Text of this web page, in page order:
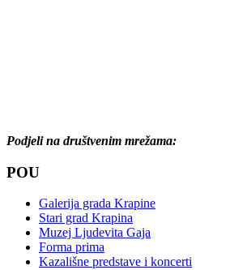
Podjeli na društvenim mrežama:
POU
Galerija grada Krapine
Stari grad Krapina
Muzej Ljudevita Gaja
Forma prima
Kazališne predstave i koncerti